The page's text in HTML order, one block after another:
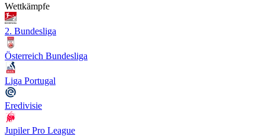
Wettkämpfe
2. Bundesliga
Österreich Bundesliga
Liga Portugal
Eredivisie
Jupiler Pro League